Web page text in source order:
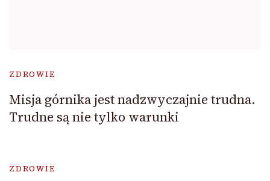
ZDROWIE
Misja górnika jest nadzwyczajnie trudna.
Trudne są nie tylko warunki
ZDROWIE